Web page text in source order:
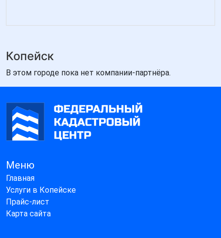
Копейск
В этом городе пока нет компании-партнёра.
Меню
Главная
Услуги в Копейске
Прайс-лист
Карта сайта